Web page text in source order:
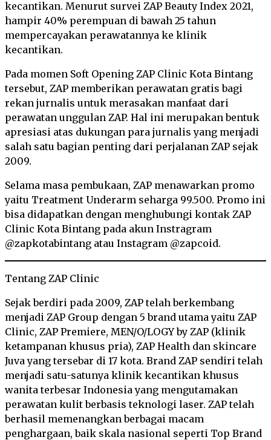
kecantikan. Menurut survei ZAP Beauty Index 2021,
hampir 40% perempuan di bawah 25 tahun
mempercayakan perawatannya ke klinik
kecantikan.
Pada momen Soft Opening ZAP Clinic Kota Bintang
tersebut, ZAP memberikan perawatan gratis bagi
rekan jurnalis untuk merasakan manfaat dari
perawatan unggulan ZAP. Hal ini merupakan bentuk
apresiasi atas dukungan para jurnalis yang menjadi
salah satu bagian penting dari perjalanan ZAP sejak
2009.
Selama masa pembukaan, ZAP menawarkan promo
yaitu Treatment Underarm seharga 99.500. Promo ini
bisa didapatkan dengan menghubungi kontak ZAP
Clinic Kota Bintang pada akun Instragram
@zapkotabintang atau Instagram @zapcoid.
Tentang ZAP Clinic
Sejak berdiri pada 2009, ZAP telah berkembang
menjadi ZAP Group dengan 5 brand utama yaitu ZAP
Clinic, ZAP Premiere, MEN/O/LOGY by ZAP (klinik
ketampanan khusus pria), ZAP Health dan skincare
Juva yang tersebar di 17 kota. Brand ZAP sendiri telah
menjadi satu-satunya klinik kecantikan khusus
wanita terbesar Indonesia yang mengutamakan
perawatan kulit berbasis teknologi laser. ZAP telah
berhasil memenangkan berbagai macam
penghargaan, baik skala nasional seperti Top Brand